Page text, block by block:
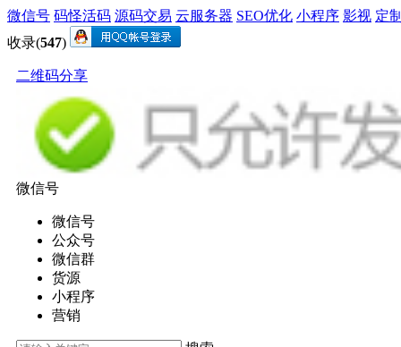
微信号 码怪活码 源码交易 云服务器 SEO优化 小程序 影视 定
收录(547)
二维码分享
微信号
微信号
公众号
微信群
货源
小程序
营销